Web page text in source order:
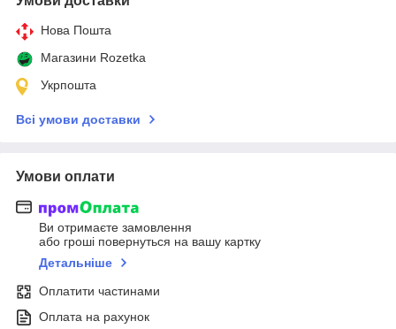
Нова Пошта
Магазини Rozetka
Укрпошта
Всі умови доставки
Умови оплати
Ви отримаєте замовлення
або гроші повернуться на вашу картку
Детальніше
Оплатити частинами
Оплата на рахунок